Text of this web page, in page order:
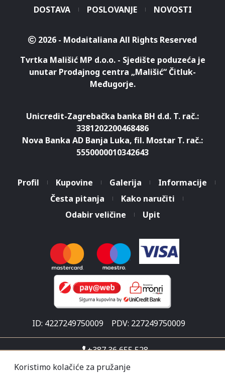
Koristimo kolačiće za pružanje
DOSTAVA
POSLOVANJE NOVOSTI
2026 - Modaitaliana All Rights Reserved
Tvrtka Mališić MP d.o.o. - Sjedište poduzeća je
unutar Prodajnog centra „Mališić“ Čitluk-
Međugorje.
Unicredit-Zagrebačka banka BH d.d. T. rač.:
3381202200468486
Nova Banka AD Banja Luka, fil. Mostar T. rač.:
5550000010342643
Profil Kupovine Galerija
Informacije
Česta pitanja
Kako naručiti
Odabir veličine
Upit
ID: 4227249750009 PDV: 227249750009
+387 36 655 528
info@malisicshop.ba